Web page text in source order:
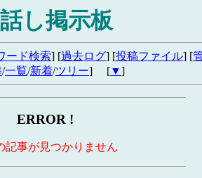
し掲示板
ード検索] [過去ログ] [投稿ファイル] [
/一覧/新着/ツリー] [▼]
ERROR !
記事が見つかりません